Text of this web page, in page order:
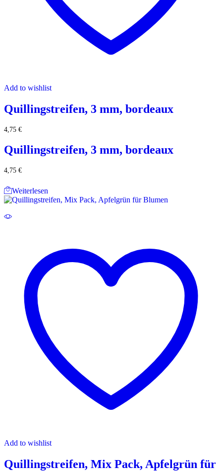
Add to wishlist
Quillingstreifen, 3 mm, bordeaux
4,75 €
Quillingstreifen, 3 mm, bordeaux
4,75 €
Weiterlesen
Add to wishlist
Quillingstreifen, Mix Pack, Apfelgrün für